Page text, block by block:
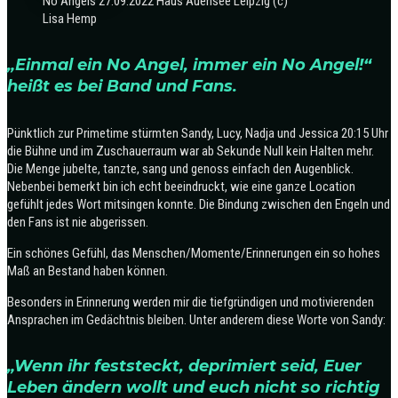
Lisa Hemp
„Einmal ein No Angel, immer ein No Angel!“
heißt es bei Band und Fans.
Pünktlich zur Primetime stürmten Sandy, Lucy, Nadja und Jessica 20:15 Uhr
die Bühne und im Zuschauerraum war ab Sekunde Null kein Halten mehr.
Die Menge jubelte, tanzte, sang und genoss einfach den Augenblick.
Nebenbei bemerkt bin ich echt beeindruckt, wie eine ganze Location
gefühlt jedes Wort mitsingen konnte. Die Bindung zwischen den Engeln und
den Fans ist nie abgerissen.
Ein schönes Gefühl, das Menschen/Momente/Erinnerungen ein so hohes
Maß an Bestand haben können.
Besonders in Erinnerung werden mir die tiefgründigen und motivierenden
Ansprachen im Gedächtnis bleiben. Unter anderem diese Worte von Sandy:
„Wenn ihr feststeckt, deprimiert seid, Euer
Leben ändern wollt und euch nicht so richtig